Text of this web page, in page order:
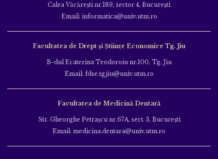
Calea Văcăreşti nr.189, sector 4, Bucureşti
Email: informatica@univ.utm.ro
Facultatea de Drept și Științe Economice Tg. Jiu
B-dul Ecaterina Teodoroiu nr.100, Tg. Jiu
Email: fdse.tgjiu@univ.utm.ro
Facultatea de Medicină Dentară
Str. Gheorghe Petraşcu nr.67A, sect. 3, Bucureşti
Email: medicina.dentara@univ.utm.ro